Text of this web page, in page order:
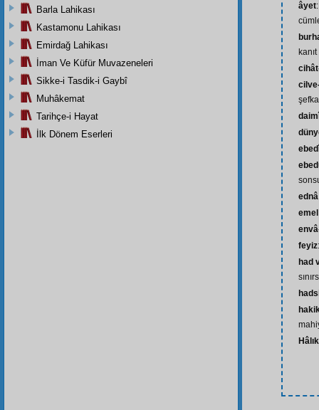
âyet
kanıt
ednâ
emel
feyiz
had
Hâlık
Barla Lahikası
Kastamonu Lahikası
Emirdağ Lahikası
İman Ve Küfür Muvazeneleri
Sikke-i Tasdik-i Gaybî
Muhâkemat
Tarihçe-i Hayat
İlk Dönem Eserleri